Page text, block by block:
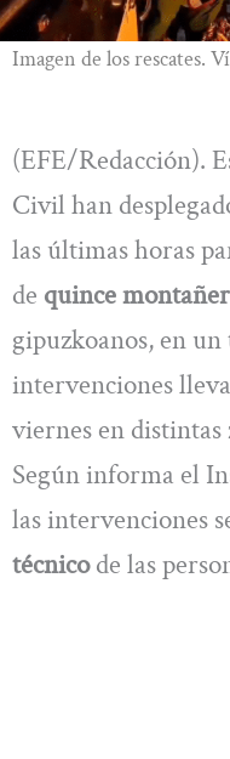
Imagen de los rescates.
(EFE/Redacción).
Civil han
las últimas horas
de quince
gipuzkoanos, en un
intervenciones
viernes en distintas
Según informa el
las intervenciones
técnicode las